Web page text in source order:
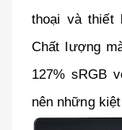
thoại và thiết
Chất lượng
127% sRGB
nên những